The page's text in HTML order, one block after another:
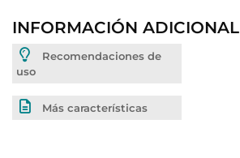
INFORMACIÓN ADICIONAL
Recomendaciones de
uso
Más características